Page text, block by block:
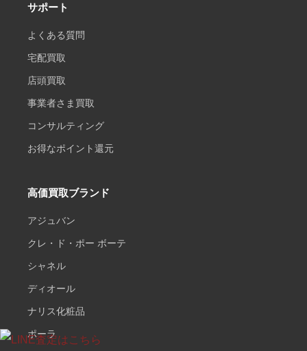
サポート
よくある質問
宅配買取
店頭買取
事業者さま買取
コンサルティング
お得なポイント還元
高価買取ブランド
アジュバン
クレ・ド・ポー ボーテ
シャネル
ディオール
ナリス化粧品
ポーラ